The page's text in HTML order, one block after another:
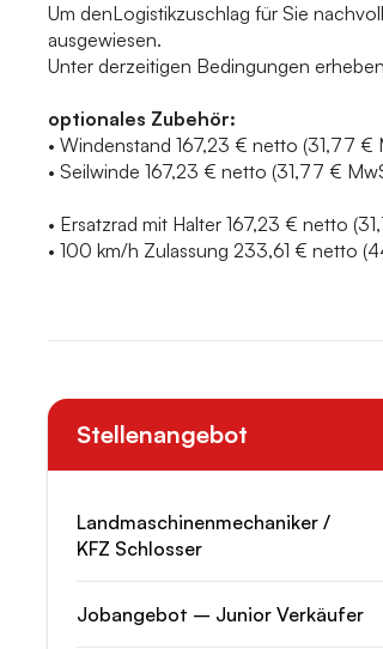
Um denLogistikzuschlag für Sie
ausgewiesen.
Unter derzeitigen Bedingungen
optionales Zubehör:
• Windenstand 167,23 € netto (31,77
• Seilwinde 167,23 € netto (31,77 €
• Ersatzrad mit Halter 167,23 € netto
• 100 km/h Zulassung 233,61 € netto
Stellenangebot
Landmaschinenmechaniker /
KFZ Schlosser
Jobangebot – Junior Verkäufer